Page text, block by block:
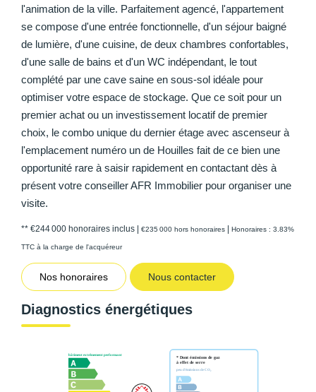
l'animation de la ville. Parfaitement agencé, l'appartement
se compose d'une entrée fonctionnelle, d'un séjour baigné
de lumière, d'une cuisine, de deux chambres confortables,
d'une salle de bains et d'un WC indépendant, le tout
complété par une cave saine en sous-sol idéale pour
optimiser votre espace de stockage. Que ce soit pour un
premier achat ou un investissement locatif de premier
choix, le combo unique du dernier étage avec ascenseur à
l'emplacement numéro un de Houilles fait de ce bien une
opportunité rare à saisir rapidement en contactant dès à
présent votre conseiller AFR Immobilier pour organiser une
visite.
** €244 000 honoraires inclus | €235 000 hors honoraires | Honoraires : 3.83%
TTC à la charge de l'acquéreur
Nos honoraires Nous contacter
Diagnostics énergétiques